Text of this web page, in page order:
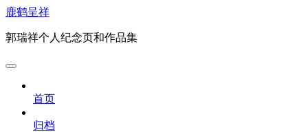
鹿鹤呈祥
郭瑞祥个人纪念页和作品集
首页
归档